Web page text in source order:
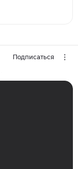
Подписаться